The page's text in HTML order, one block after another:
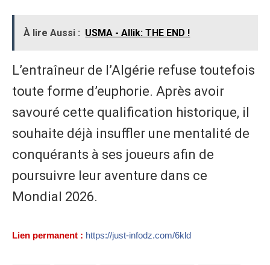
À lire Aussi : USMA - Allik: THE END !
L’entraîneur de l’Algérie refuse toutefois
toute forme d’euphorie. Après avoir
savouré cette qualification historique, il
souhaite déjà insuffler une mentalité de
conquérants à ses joueurs afin de
poursuivre leur aventure dans ce
Mondial 2026.
Lien permanent : https://just-infodz.com/6kld